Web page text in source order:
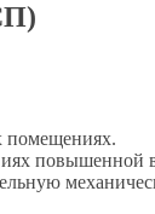
помещениях.
повышенной